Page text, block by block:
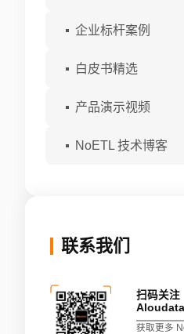
企业标杆案例
白皮书精选
产品演示视频
NoETL 技术博客
联系我们
扫码关注
获取更多